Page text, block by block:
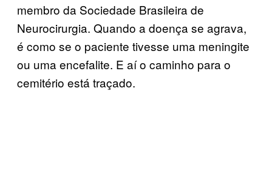
membro da Sociedade Brasileira de
Neurocirurgia. Quando a doença se agrava,
é como se o paciente tivesse uma meningite
ou uma encefalite. E aí o caminho para o
cemitério está traçado.